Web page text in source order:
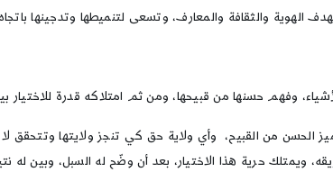
الهوية والثقافة والمعارف، وتسعى لتنميطها وتدجينها
وفهم حسنها من قبيحها، ومن ثم امتلاكه قدرة للاختيار
الحسن من القبيح، وأي ولاية حق كي تنجز ولايتها
ويمتلك حرية هذا الاختيار، بعد أن وضّح له السبل، وبين